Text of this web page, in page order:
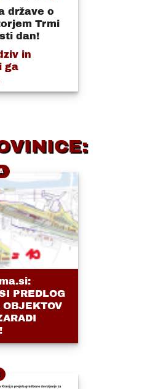
države o
Trmi
dan!
in
ga
PREDLOG
OBJEKTOV